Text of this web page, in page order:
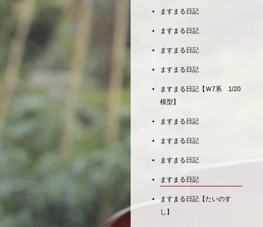
ますまる日記
ますまる日記
ますまる日記
ますまる日記
ますまる日記【Ｗ7系 1/20
模型】
ますまる日記
ますまる日記
ますまる日記
ますまる日記
ますまる日記【たいのす
し】